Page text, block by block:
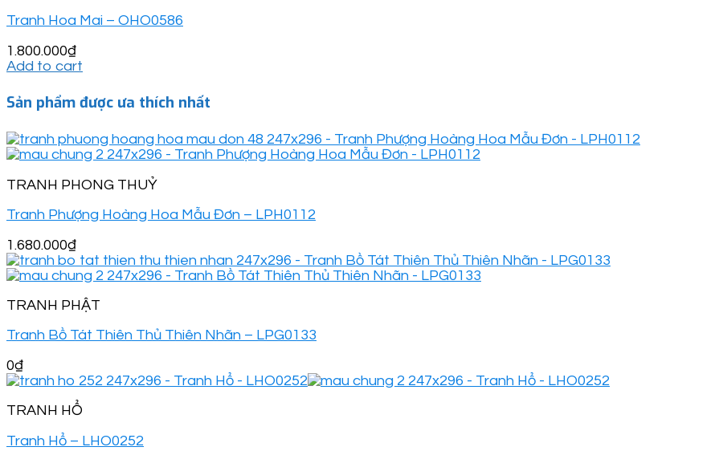
Tranh Hoa Mai – OHO0586
1.800.000₫
Add to cart
Sản phẩm được ưa thích nhất
TRANH PHONG THUỶ
Tranh Phượng Hoàng Hoa Mẫu Đơn – LPH0112
1.680.000₫
TRANH PHẬT
Tranh Bồ Tát Thiên Thủ Thiên Nhãn – LPG0133
0₫
TRANH HỔ
Tranh Hổ – LHO0252